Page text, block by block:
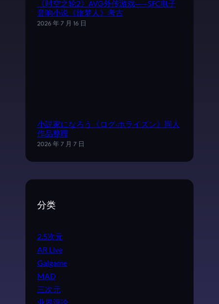
《时空之轮2》AVG外传游戏——SFC电子
音响小说《旅梦人》考古
2026 年 7 月 16 日
小説家になろう《ログ·ホライズン》同人
作品整理
2026 年 7 月 7 日
分类
2.5次元
AR Live
Galgame
MAD
三次元